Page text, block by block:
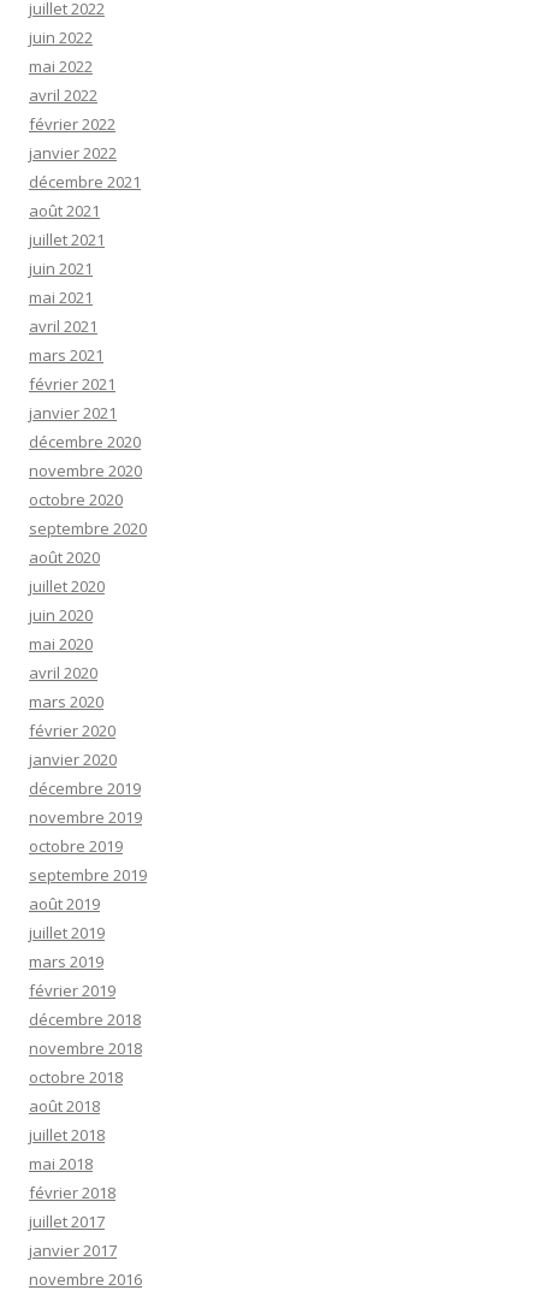
juillet 2022
juin 2022
mai 2022
avril 2022
février 2022
janvier 2022
décembre 2021
août 2021
juillet 2021
juin 2021
mai 2021
avril 2021
mars 2021
février 2021
janvier 2021
décembre 2020
novembre 2020
octobre 2020
septembre 2020
août 2020
juillet 2020
juin 2020
mai 2020
avril 2020
mars 2020
février 2020
janvier 2020
décembre 2019
novembre 2019
octobre 2019
septembre 2019
août 2019
juillet 2019
mars 2019
février 2019
décembre 2018
novembre 2018
octobre 2018
août 2018
juillet 2018
mai 2018
février 2018
juillet 2017
janvier 2017
novembre 2016